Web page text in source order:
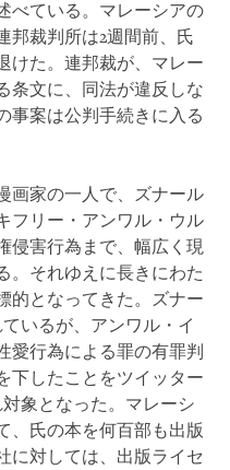
べている。マレーシアの
邦裁判所は2週間前、氏
けた。連邦裁が、マレー
条文に、同法が違反しな
事案は公判手続きに入る
画家の一人で、ズナール
フリー・アンワル・ウル
侵害行為まで、幅広く現
。それゆえに長きにわた
的となってきた。ズナー
いるが、アンワル・イ
愛行為による罪の有罪判
下したことをツイッター
象となった。マレーシ
、氏の本を何百部も出版
に対しては、出版ライセ